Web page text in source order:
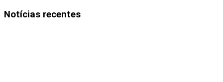
Notícias recentes